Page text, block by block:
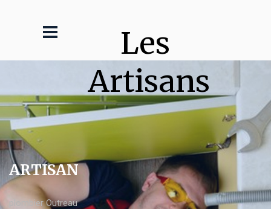
Les
Artisans
ARTISAN
plombier Outreau